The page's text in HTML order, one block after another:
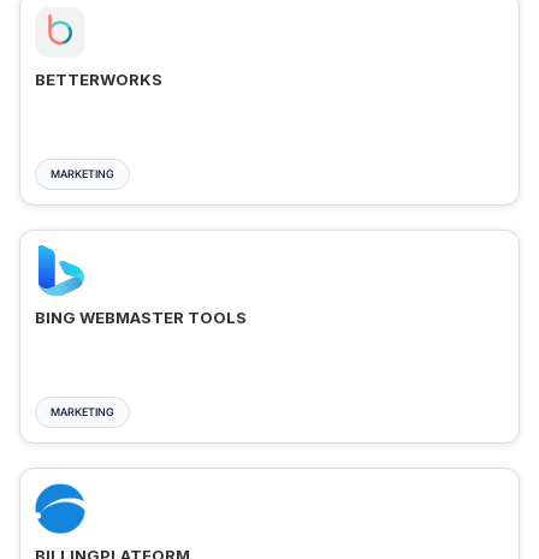
BETTERWORKS
MARKETING
BING WEBMASTER TOOLS
MARKETING